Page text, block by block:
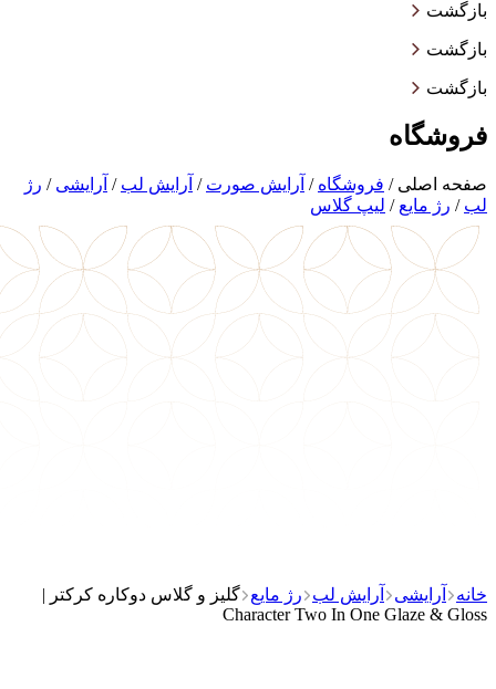
بازگشت
بازگشت
بازگشت
فروشگاه
صفحه اصلی / فروشگاه / آرایش صورت / آرایش لب / آرایشی / رژ
لب / رژ مایع / لیپ گلاس
خانه آرایشی آرایش لب رژ مایع گلیز و گلاس دوکاره کرکتر |
Character Two In One Glaze & Gloss